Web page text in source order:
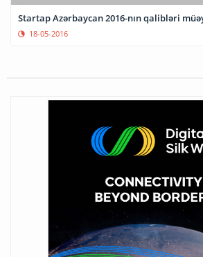
Startap Azərbaycan 2016-nın qalibləri
18-05-2016